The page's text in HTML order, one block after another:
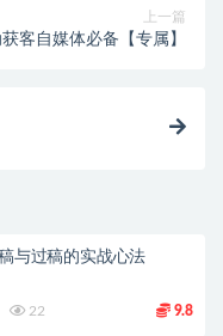
上一篇
客自媒体必备【专属】
与过稿的实战心法
22 9.8